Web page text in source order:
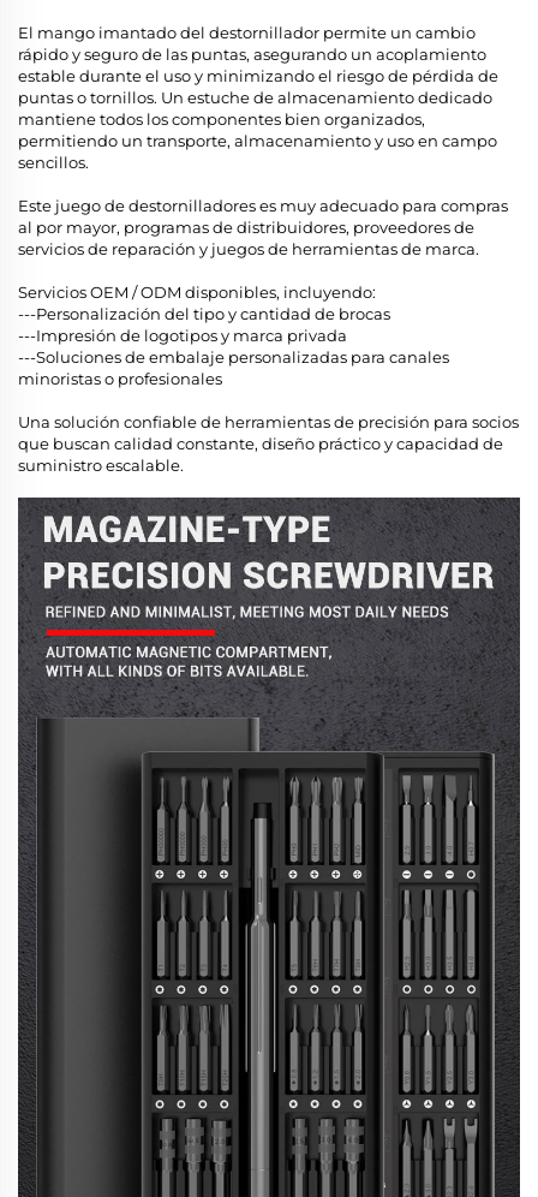
El mango imantado del destornillador permite un cambio
rápido y seguro de las puntas, asegurando un acoplamiento
estable durante el uso y minimizando el riesgo de pérdida de
puntas o tornillos. Un estuche de almacenamiento dedicado
mantiene todos los componentes bien organizados,
permitiendo un transporte, almacenamiento y uso en campo
sencillos.
Este juego de destornilladores es muy adecuado para compras
al por mayor, programas de distribuidores, proveedores de
servicios de reparación y juegos de herramientas de marca.
Servicios OEM / ODM disponibles, incluyendo:
---Personalización del tipo y cantidad de brocas
---Impresión de logotipos y marca privada
---Soluciones de embalaje personalizadas para canales
minoristas o profesionales
Una solución confiable de herramientas de precisión para socios
que buscan calidad constante, diseño práctico y capacidad de
suministro escalable.